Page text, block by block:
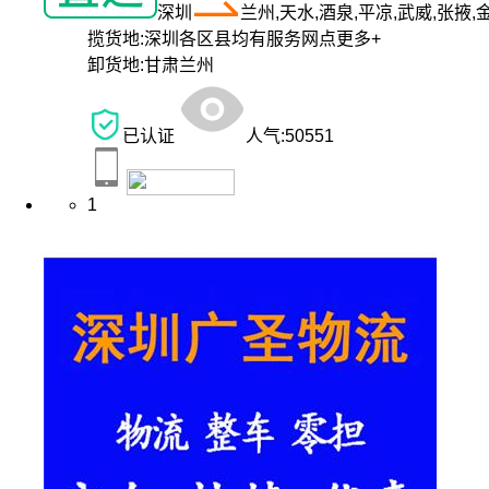
深圳
兰州,天水,酒泉,平凉,武威,张掖,
揽货地:深圳各区县均有服务网点更多+
卸货地:甘肃兰州
已认证 人气:50551
1